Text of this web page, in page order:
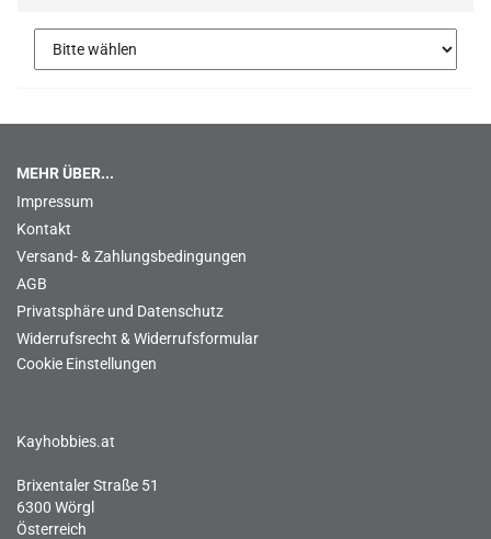
MEHR ÜBER...
Impressum
Kontakt
Versand- & Zahlungsbedingungen
AGB
Privatsphäre und Datenschutz
Widerrufsrecht & Widerrufsformular
Cookie Einstellungen
Kayhobbies.at
Brixentaler Straße 51
6300 Wörgl
Österreich